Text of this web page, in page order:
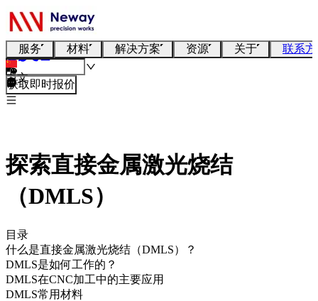
服务 材料 解决方案 资源 关于 联系
中文
获取即时报价
探索直接金属激光烧结
（DMLS）
目录
什么是直接金属激光烧结（DMLS）？
DMLS是如何工作的？
DMLS在CNC加工中的主要应用
DMLS常用材料